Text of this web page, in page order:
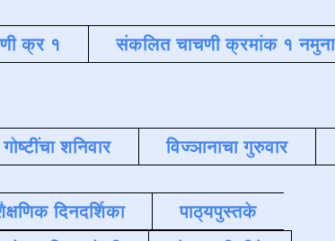
क्र १
संकलित चाचणी क्रमांक १ नमुना
गोष्टींचा शनिवार विज्ञानाचा गुरुवार
दिनदर्शिका
पाठ्यपुस्तके